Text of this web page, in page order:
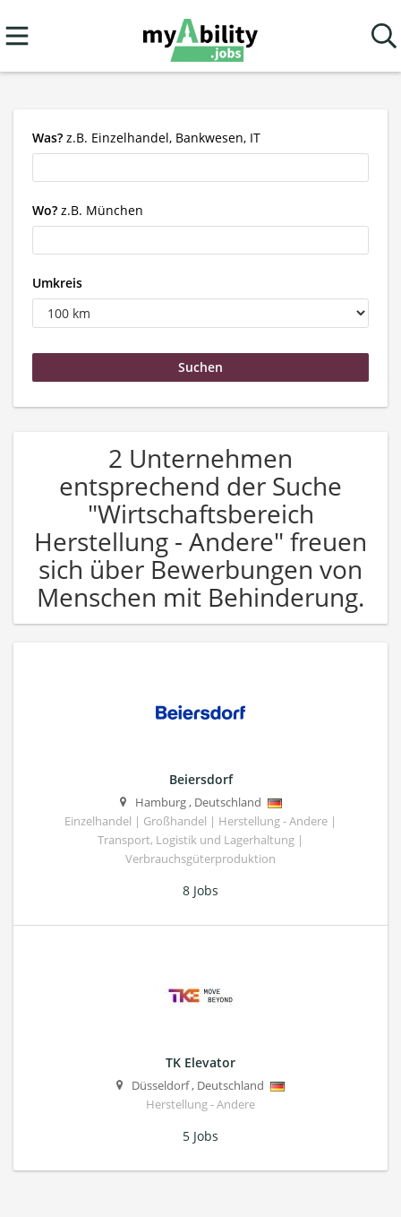
Was? z.B. Einzelhandel, Bankwesen, IT
Wo? z.B. München
Umkreis
2 Unternehmen
entsprechend der Suche
"Wirtschaftsbereich
Herstellung - Andere" freuen
sich über Bewerbungen von
Menschen mit Behinderung.
Beiersdorf
Hamburg, Deutschland
Einzelhandel | Großhandel | Herstellung - Andere |
Transport, Logistik und Lagerhaltung |
Verbrauchsgüterproduktion
8 Jobs
TK Elevator
Düsseldorf, Deutschland
Herstellung - Andere
5 Jobs